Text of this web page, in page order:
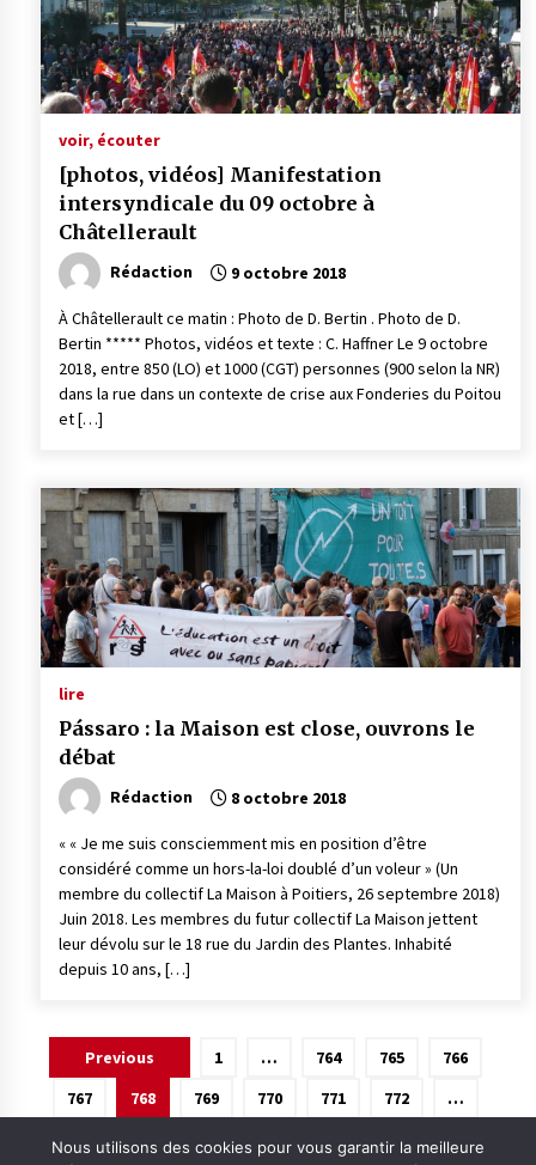
voir, écouter
[photos, vidéos] Manifestation
intersyndicale du 09 octobre à
Châtellerault
Rédaction 9 octobre 2018
À Châtellerault ce matin : Photo de D. Bertin . Photo de D.
Bertin ***** Photos, vidéos et texte : C. Haffner Le 9 octobre
2018, entre 850 (LO) et 1000 (CGT) personnes (900 selon la NR)
dans la rue dans un contexte de crise aux Fonderies du Poitou
et […]
lire
Pássaro : la Maison est close, ouvrons le
débat
Rédaction 8 octobre 2018
« « Je me suis consciemment mis en position d’être
considéré comme un hors-la-loi doublé d’un voleur » (Un
membre du collectif La Maison à Poitiers, 26 septembre 2018)
Juin 2018. Les membres du futur collectif La Maison jettent
leur dévolu sur le 18 rue du Jardin des Plantes. Inhabité
depuis 10 ans, […]
Pagination
des
Previous 1 … 764 765
766
767
768 769 770 771 772
…
Nous utilisons des cookies pour vous garantir la meilleure